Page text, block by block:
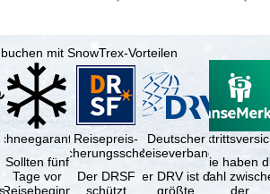
mit SnowTrex-Vorteilen
Sollten fünf
Tage vor
Reisebeginn
Reisepreis-
Sicherungsschein
Der DRSF
schützt
Deutscher
Reiseverband
Der DRV ist die
größte
Sie haben
Wahl
der